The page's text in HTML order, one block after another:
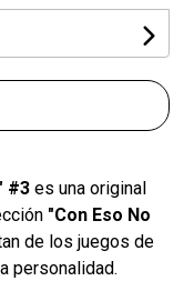
#3 es una original
"Con Eso No
de los juegos de
personalidad.